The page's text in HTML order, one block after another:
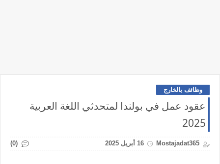
وظائف بالخارج
عقود عمل في بولندا لمتحدثي اللغة العربية
2025
Mostajadat365 16 أبريل 2025 (0)